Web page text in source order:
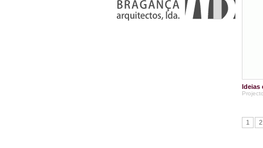
Ideias
1 2